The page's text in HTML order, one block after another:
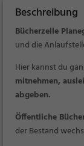
Beschreibung
Bücherzelle
und die
Hier kannst du
mitnehmen,
abgeben.
Öffentliche
der Bestand